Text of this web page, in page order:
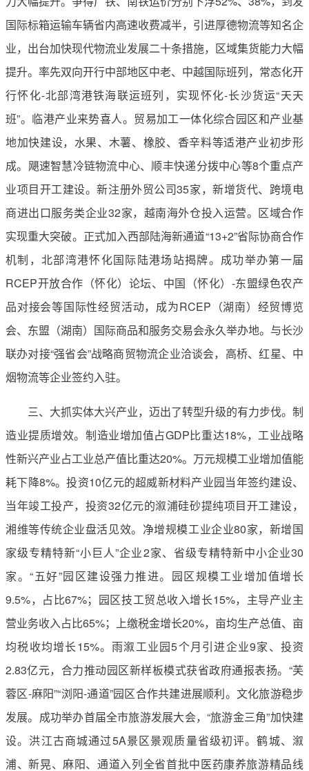
国际标箱运输车辆省内高速收费减半，引进厚德物流等知名企
业，出台加快现代物流业发展二十条措施，区域集货能力大幅
提升。率先双向开行中部地区中老、中越国际班列，常态化开
行怀化-北部湾港铁海联运班列，实现怀化-长沙货运“天天
班”。临港产业来势喜人。贸易加工一体化综合园区和产业基
地加快建设，水果、木薯、橡胶、香辛料等适港产业初步形
成。飓速智慧冷链物流中心、顺丰快递分拨中心等8个重点产
业项目开工建设。新注册外贸公司35家，新增货代、跨境电
商进出口服务类企业32家，越南海外仓投入运营。区域合作
实现重大突破。正式加入西部陆海新通道“13+2”省际协商合作
机制，北部湾港怀化国际陆港场站揭牌。成功举办第一届
RCEP开放合作（怀化）论坛、中国（怀化）-东盟绿色农产
品对接会等国际性经贸活动，成为RCEP（湖南）经贸博览
会、东盟（湖南）国际商品和服务交易会永久举办地。与长沙
联办对接“强省会”战略商贸物流企业洽谈会，高桥、红星、中
烟物流等企业签约入驻。
三、大抓实体大兴产业，迈出了转型升级的有力步伐。制
造业提质增效。制造业增加值占GDP比重达18%，工业战略
性新兴产业占工业总产值比重达20%。万元规模工业增加值能
耗下降8%。投资10亿元的超威新材料产业园当年签约建设、
当年竣工投产，投资32亿元的溆浦硅砂提纯项目开工建设，
湘维等传统企业盘活见效。净增规模工业企业80家，新增国
家级专精特新“小巨人”企业2家、省级专精特新中小企业30
家。“五好”园区建设强力推进。园区规模工业增加值增长
9.5%，占比67%；园区技工贸总收入增长15%，主导产业主
营业务收入占比65%；上缴税金增长20%，亩均生产总值、亩
均税收均增长15%。雨溆工业园5个月引进企业9家、投资
2.83亿元，合力推动园区新样板模式获省政府通报表扬。“芙
蓉区-麻阳”“浏阳-通道”园区合作共建进展顺利。文化旅游稳步
发展。成功举办首届全市旅游发展大会，“旅游金三角”加快建
设。洪江古商城通过5A景区景观质量省级初评。鹤城、溆
浦、新晃、麻阳、通道入列全省首批中医药康养旅游精品线